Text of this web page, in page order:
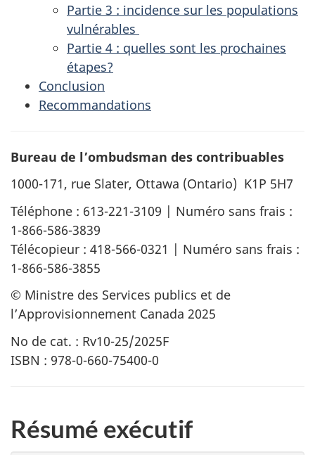
Partie 3 : incidence sur les populations
vulnérables
Partie 4 : quelles sont les prochaines
étapes?
Conclusion
Recommandations
Bureau de l’ombudsman des contribuables
1000-171, rue Slater, Ottawa (Ontario) K1P 5H7
Téléphone : 613-221-3109 | Numéro sans frais :
1-866-586-3839
Télécopieur : 418-566-0321 | Numéro sans frais :
1-866-586-3855
© Ministre des Services publics et de
l’Approvisionnement Canada 2025
No de cat. : Rv10-25/2025F
ISBN : 978-0-660-75400-0
Résumé exécutif